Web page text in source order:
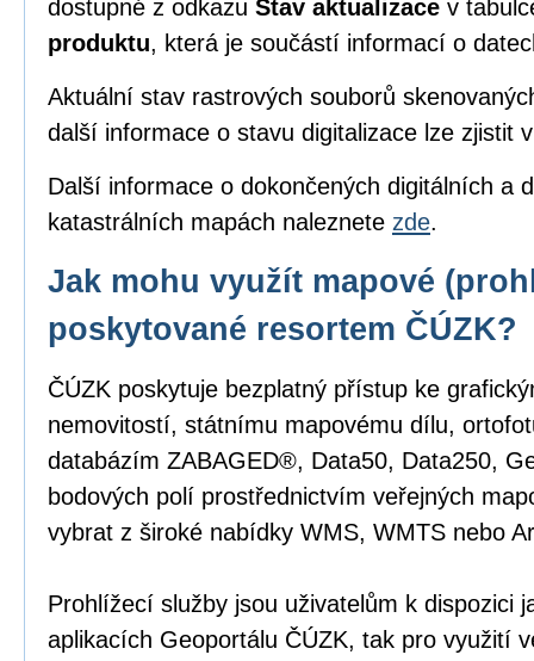
dostupné z odkazu Stav aktualizace v
produktu, která je součástí informací o
Aktuální stav rastrových souborů
další informace o stavu digitalizace lze zjistit
Další informace o dokončených digitálních a
katastrálních mapách naleznete zde.
Jak mohu využít mapové
poskytované resortem ČÚZK?
ČÚZK poskytuje bezplatný přístup ke
nemovitostí, státnímu mapovému dílu,
databázím ZABAGED®, Data50, Data250,
bodových polí prostřednictvím veřejných
vybrat z široké nabídky WMS, WMTS nebo
Prohlížecí služby jsou uživatelům k dispozici
aplikacích Geoportálu ČÚZK, tak pro využití